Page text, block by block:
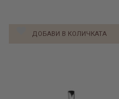
ДОБАВИ В КОЛИЧКАТА